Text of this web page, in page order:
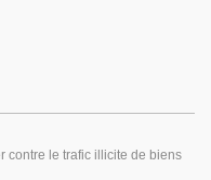
contre le trafic illicite de biens